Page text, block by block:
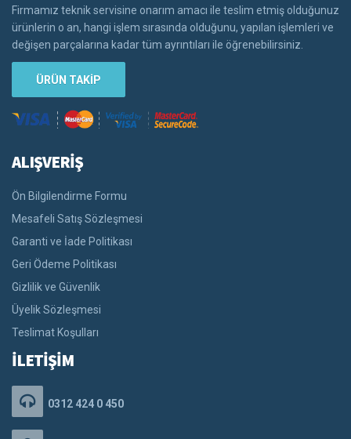
Firmamız teknik servisine onarım amacı ile teslim etmiş olduğunuz
ürünlerin o an, hangi işlem sırasında olduğunu, yapılan işlemleri ve
değişen parçalarına kadar tüm ayrıntıları ile öğrenebilirsiniz.
ÜRÜN TAKİP
ALIŞVERİŞ
Ön Bilgilendirme Formu
Mesafeli Satış Sözleşmesi
Garanti ve İade Politikası
Geri Ödeme Politikası
Gizlilik ve Güvenlik
Üyelik Sözleşmesi
Teslimat Koşulları
İLETİŞİM
0312 424 0 450